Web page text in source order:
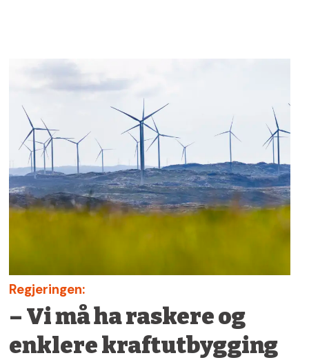
Regjeringen:
– Vi må ha raskere og
enklere kraftutbygging